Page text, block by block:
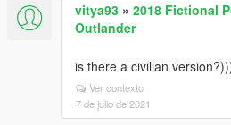
vitya93 » 2018 Fictional
Outlander
is there a civilian
Ver contexto
7 de julio de 2021